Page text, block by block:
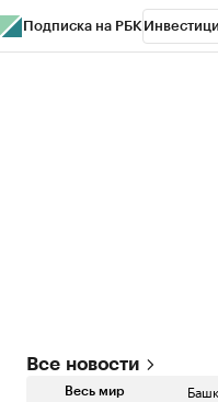
Подписка на РБК
Все новости
Весь мир